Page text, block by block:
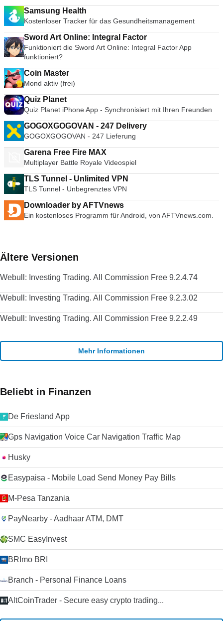
Samsung Health
Kostenloser Tracker für das Gesundheitsmanagement
Sword Art Online: Integral Factor
Funktioniert die Sword Art Online: Integral Factor App
funktioniert?
Coin Master
Mond aktiv (frei)
Quiz Planet
Quiz Planet iPhone App - Synchronisiert mit Ihren Freunden
GOGOXGOGOVAN - 247 Delivery
GOGOXGOGOVAN - 247 Lieferung
Garena Free Fire MAX
Multiplayer Battle Royale Videospiel
TLS Tunnel - Unlimited VPN
TLS Tunnel - Unbegrenztes VPN
Downloader by AFTVnews
Ein kostenloses Programm für Android, von AFTVnews.com.
Ältere Versionen
Webull: Investing Trading. All Commission Free 9.2.4.74
Webull: Investing Trading. All Commission Free 9.2.3.02
Webull: Investing Trading. All Commission Free 9.2.2.49
Mehr Informationen
Beliebt in Finanzen
De Friesland App
Gps Navigation Voice Car Navigation Traffic Map
Husky
Easypaisa - Mobile Load Send Money Pay Bills
M-Pesa Tanzania
PayNearby - Aadhaar ATM, DMT
SMC EasyInvest
BRImo BRI
Branch - Personal Finance Loans
AltCoinTrader - Secure easy crypto trading...